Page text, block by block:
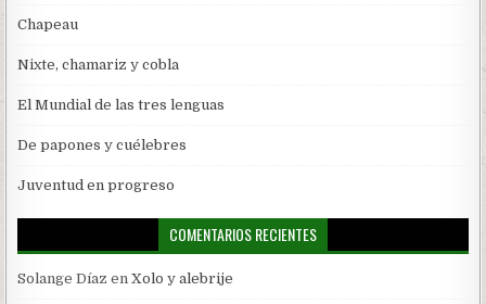
Chapeau
Nixte, chamariz y cobla
El Mundial de las tres lenguas
De papones y cuélebres
Juventud en progreso
COMENTARIOS RECIENTES
Solange Díaz enXolo y alebrije